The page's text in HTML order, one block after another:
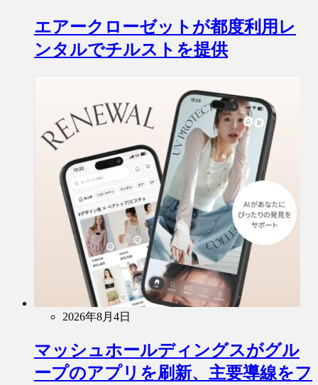
エアークローゼットが都度利用レ
ンタルでチルストを提供
2026年8月4日
マッシュホールディングスがグル
ープのアプリを刷新、主要導線をフ